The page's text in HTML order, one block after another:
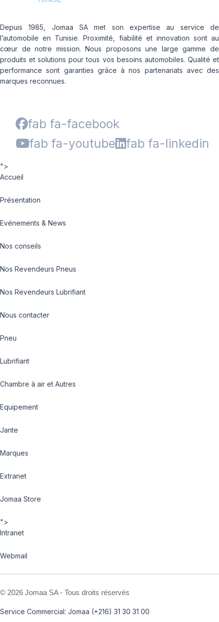
Depuis 1985, Jomaa SA met son expertise au service de
l’automobile en Tunisie. Proximité, fiabilité et innovation sont au
cœur de notre mission. Nous proposons une large gamme de
produits et solutions pour tous vos besoins automobiles. Qualité et
performance sont garanties grâce à nos partenariats avec des
marques reconnues.
fab fa-facebook
fab fa-youtube
fab fa-linkedin
">
Accueil
Présentation
Evénements & News
Nos conseils
Nos Revendeurs Pneus
Nos Revendeurs Lubrifiant
Nous contacter
Pneu
Lubrifiant
Chambre à air et Autres
Equipement
Jante
Marques
Extranet
Jomaa Store
">
Intranet
Webmail
© 2026 Jomaa SA - Tous droits réservés
Service Commercial: Jomaa (+216) 31 30 31 00